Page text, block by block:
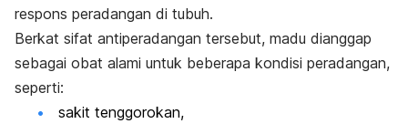
respons peradangan di tubuh.
Berkat sifat antiperadangan tersebut, madu dianggap
sebagai obat alami untuk beberapa kondisi peradangan,
seperti:
sakit tenggorokan,